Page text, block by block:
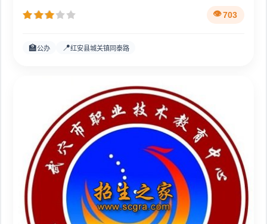
703
🏫公办 📍红安县城关镇同泰路